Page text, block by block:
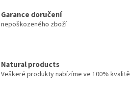
Garance doručení
nepoškozeného zboží
Natural products
Veškeré produkty nabízíme ve 100% kvalitě